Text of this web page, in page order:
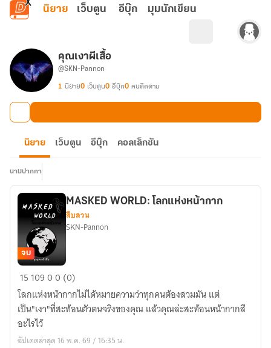
ข้ามไปยังเนื้อหาหลัก
นิยาย เว็บตูน อีบุ๊ก มุมนักเขียน
คุณเงาผีเสื้อ
@SKN-Pannon
1 นิยาย0 เว็บตูน0 อีบุ๊ก0 คนติดตาม
นิยาย เว็บตูน อีบุ๊ก คอลเล็กชัน
นามปากกา
MASKED
WORLD:
โลก
แห่ง
หน้ากาก
จบ
MASKED WORLD: โลกแห่งหน้ากาก
สืบสวน
SKN-Pannon
15 10900 (0)
โลกแห่งหน้ากากไม่ได้หมายความว่าทุกคนต้องสวมมัน แต่
เป็น"เงา"ที่สะท้อนตัวตนจริงของคุณ แล้วคุณล่ะสะท้อนหน้ากากสี
อะไรไว้
อัปเดตล่าสุด 16 พ.ค. 69 / 16:35 น.